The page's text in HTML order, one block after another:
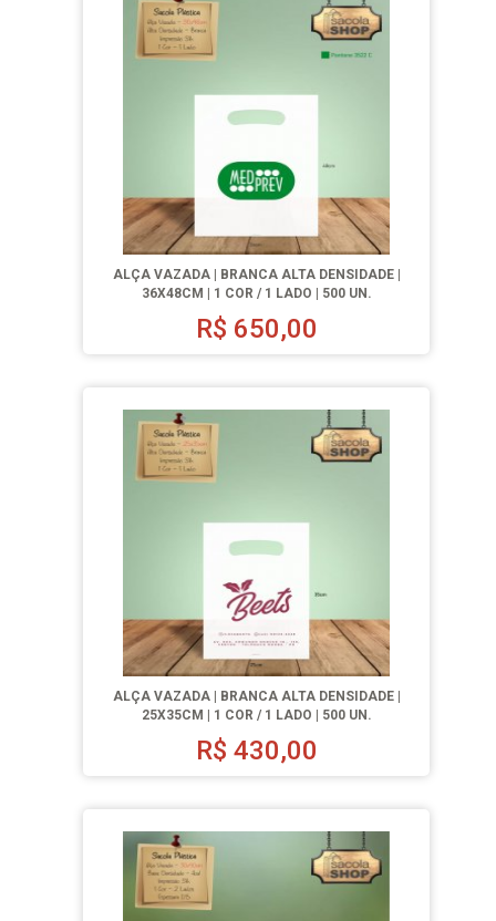
ALÇA VAZADA | BRANCA ALTA DENSIDADE |
36X48CM | 1 COR / 1 LADO | 500 UN.
R$ 650,00
ALÇA VAZADA | BRANCA ALTA DENSIDADE |
25X35CM | 1 COR / 1 LADO | 500 UN.
R$ 430,00